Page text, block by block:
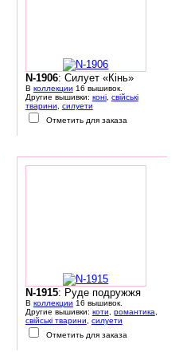
N-1906: Силует «Кінь»
В коллекции 16 вышивок.
Другие вышивки: коні, свійські
тварини
силуети
Отметить для заказа
N-1915: Руде подружжя
В коллекции 16 вышивок.
Другие вышивки: коти романтика
свійські тварини
силуети
Отметить для заказа